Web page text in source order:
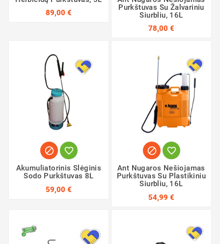
89,00 €
Purkštuvas Su Žalvariniu
Siurbliu, 16L
78,00 €
 
Akumuliatorinis Slėginis
Sodo Purkštuvas 8L
59,00 €
 
Ant Nugaros Nešiojamas
Purkštuvas Su Plastikiniu
Siurbliu, 16L
54,99 €